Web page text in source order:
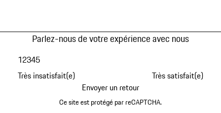
Parlez-nous de votre expérience avec nous
Très insatisfait(e)
12345
Très satisfait(e)
Envoyer un retour
Ce site est protégé par reCAPTCHA.